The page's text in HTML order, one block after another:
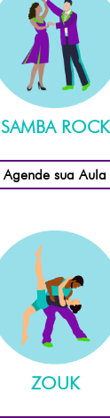
SAMBA ROCK
Agende sua Aula
ZOUK